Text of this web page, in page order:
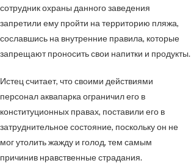
сотрудник охраны данного заведения
запретили ему пройти на территорию пляжа,
сославшись на внутренние правила, которые
запрещают проносить свои напитки и продукты.
Истец считает, что своими действиями
персонал аквапарка ограничил его в
конституционных правах, поставили его в
затруднительное состояние, поскольку он не
мог утолить жажду и голод, тем самым
причинив нравственные страдания.